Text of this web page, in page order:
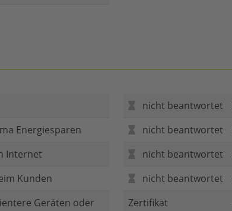
Energiesparen
Internet
Kunden
Geräten oder
nicht beantwortet
nicht beantwortet
nicht beantwortet
nicht beantwortet
Zertifikat